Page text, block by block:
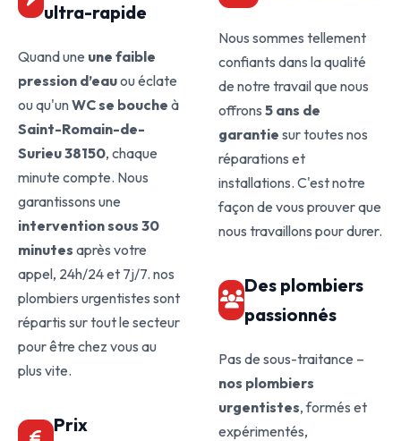
ultra-rapide
Quand une une faible
pression d’eauou éclate
ou qu'unWC se bouche à
Saint-Romain-de-
Surieu 38150, chaque
minute compte. Nous
garantissons une
intervention sous 30
minutes après votre
appel, 24h/24 et 7j/7. nos
plombiers urgentistes sont
répartis sur tout le secteur
pour être chez vous au
plus vite.
Prix
Nous sommes tellement
confiants dans la qualité
de notre travail que nous
offrons 5 ans de
garantie sur toutes nos
réparations et
installations. C'est notre
façon de vous prouver que
nous travaillons pour durer.
Des plombiers
passionnés
Pas de sous-traitance –
nos plombiers
urgentistes, formés et
expérimentés,